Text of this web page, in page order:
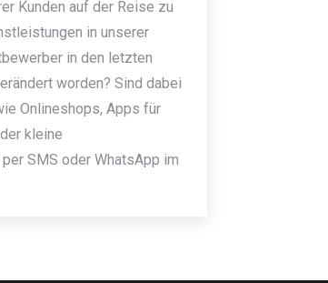
Kunden auf der Reise zu
in unserer
in den letzten
worden? Sind dabei
Onlineshops, Apps für
kleine
SMS oder WhatsApp im